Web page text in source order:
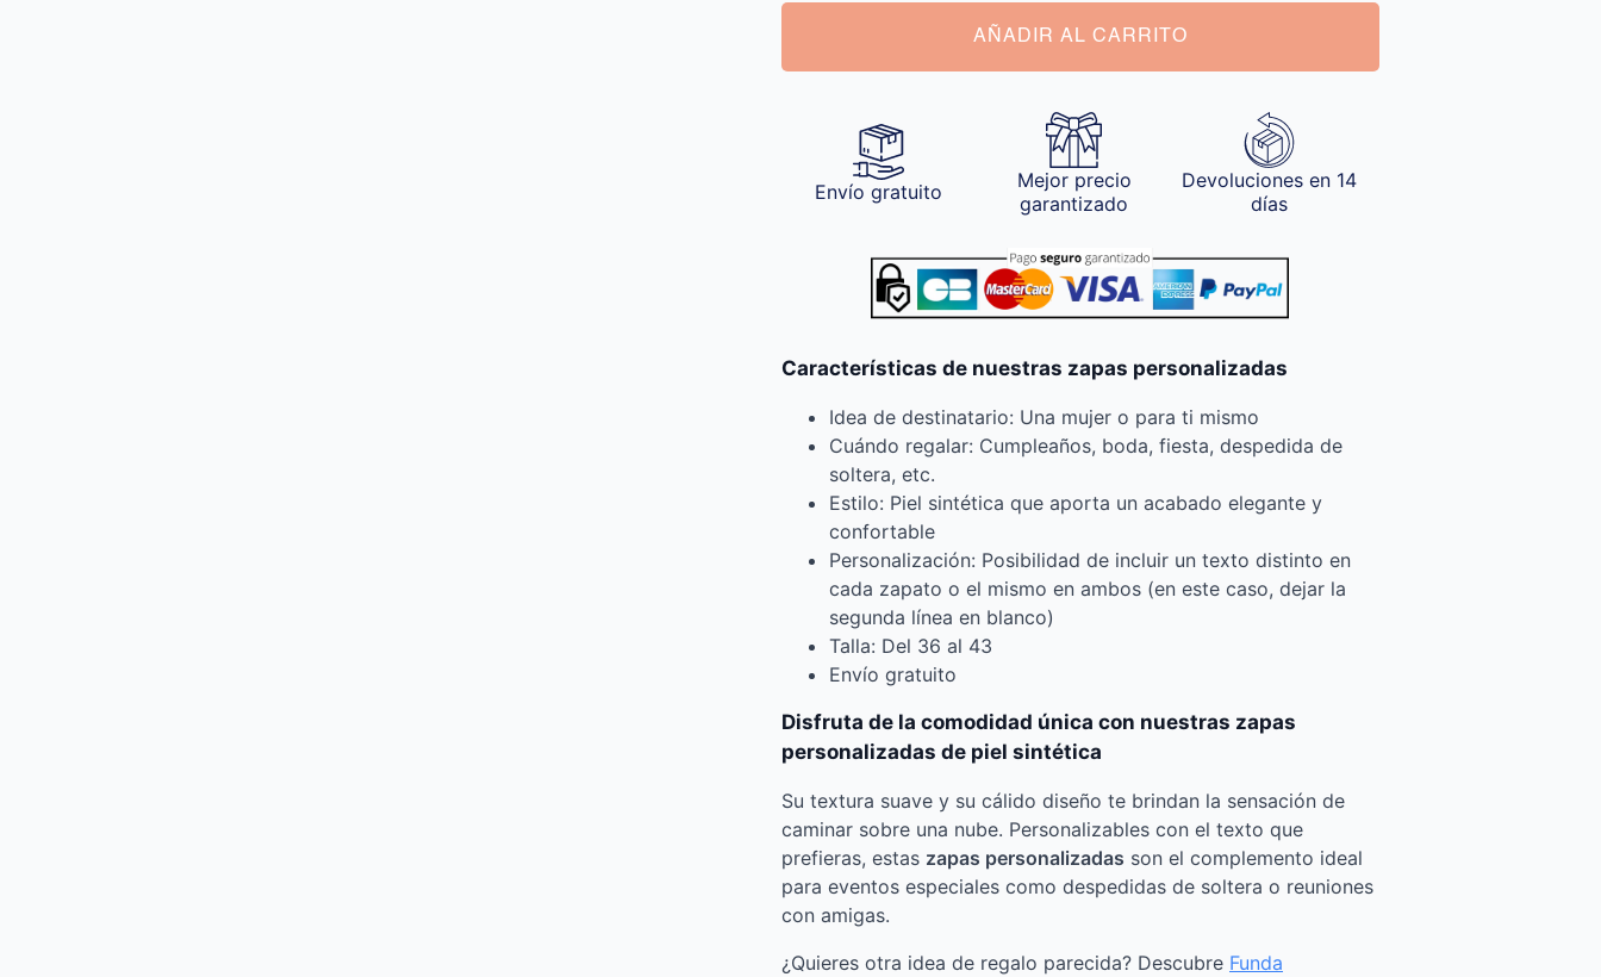
AÑADIR AL CARRITO
Envío gratuito
Mejor precio
garantizado
Devoluciones en 14
días
Características de nuestras zapas personalizadas
Idea de destinatario: Una mujer o para ti mismo
Cuándo regalar: Cumpleaños, boda, fiesta, despedida de
soltera, etc.
Estilo: Piel sintética que aporta un acabado elegante y
confortable
Personalización: Posibilidad de incluir un texto distinto en
cada zapato o el mismo en ambos (en este caso, dejar la
segunda línea en blanco)
Talla: Del 36 al 43
Envío gratuito
Disfruta de la comodidad única con nuestras zapas
personalizadas de piel sintética
Su textura suave y su cálido diseño te brindan la sensación de
caminar sobre una nube. Personalizables con el texto que
prefieras, estas zapas personalizadas son el complemento ideal
para eventos especiales como despedidas de soltera o reuniones
con amigas.
¿Quieres otra idea de regalo parecida? Descubre Funda